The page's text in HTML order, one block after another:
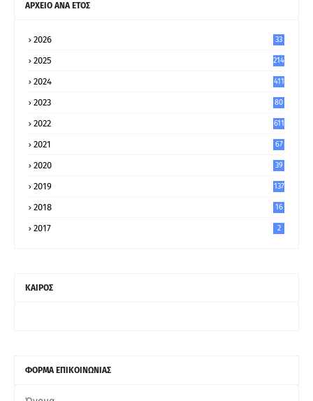
ΑΡΧΕΙΟ ΑΝΑ ΕΤΟΣ
2026 33
2025 214
2024 411
2023
80
2022 611
2021
67
2020
39
2019 137
2018 16
2017 2
ΚΑΙΡΟΣ
ΦΟΡΜΑ ΕΠΙΚΟΙΝΩΝΙΑΣ